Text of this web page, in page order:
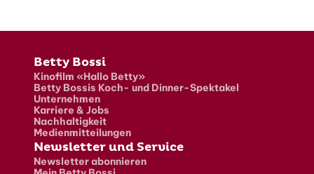
Fusszeile
Betty Bossi
Kinofilm «Hallo Betty»
Betty Bossis Koch- und Dinner-Spektakel
Unternehmen
Karriere & Jobs
Nachhaltigkeit
Medienmitteilungen
Newsletter und Service
Newsletter abonnieren